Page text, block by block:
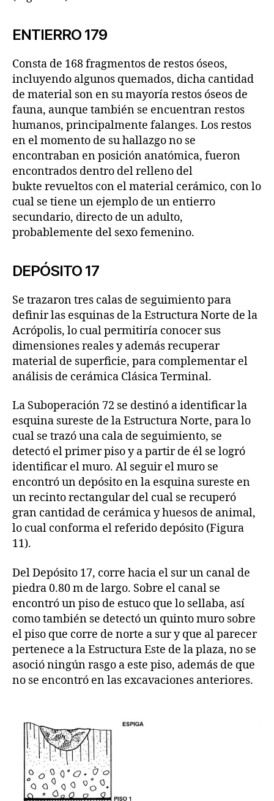
ENTIERRO 179
Consta de 168 fragmentos de restos óseos,
incluyendo algunos quemados, dicha cantidad
de material son en su mayoría restos óseos de
fauna, aunque también se encuentran restos
humanos, principalmente falanges. Los restos
en el momento de su hallazgo no se
encontraban en posición anatómica, fueron
encontrados dentro del relleno del
bukte revueltos con el material cerámico, con lo
cual se tiene un ejemplo de un entierro
secundario, directo de un adulto,
probablemente del sexo femenino.
DEPÓSITO 17
Se trazaron tres calas de seguimiento para
definir las esquinas de la Estructura Norte de la
Acrópolis, lo cual permitiría conocer sus
dimensiones reales y además recuperar
material de superficie, para complementar el
análisis de cerámica Clásica Terminal.
La Suboperación 72 se destinó a identificar la
esquina sureste de la Estructura Norte, para lo
cual se trazó una cala de seguimiento, se
detectó el primer piso y a partir de él se logró
identificar el muro. Al seguir el muro se
encontró un depósito en la esquina sureste en
un recinto rectangular del cual se recuperó
gran cantidad de cerámica y huesos de animal,
lo cual conforma el referido depósito (Figura
11).
Del Depósito 17, corre hacia el sur un canal de
piedra 0.80 m de largo. Sobre el canal se
encontró un piso de estuco que lo sellaba, así
como también se detectó un quinto muro sobre
el piso que corre de norte a sur y que al parecer
pertenece a la Estructura Este de la plaza, no se
asoció ningún rasgo a este piso, además de que
no se encontró en las excavaciones anteriores.